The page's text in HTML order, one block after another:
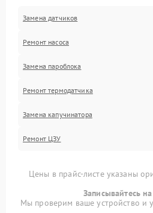
Замена датчиков
Ремонт насоса
Замена пароблока
Ремонт термодатчика
Замена капучинатора
Ремонт ЦЗУ
Цены в прайс-листе указаны
Записывайтесь
Мы проверим ваше устройство и